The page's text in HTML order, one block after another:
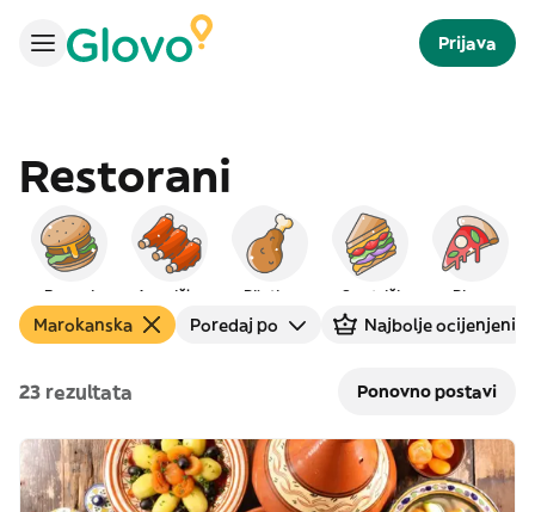
Prijava
Restorani
Burgeri Američka Piletina Sendviči Pizza
Marokanska Poredaj po Najbolje ocijenjeni
23 rezultata Ponovno postavi